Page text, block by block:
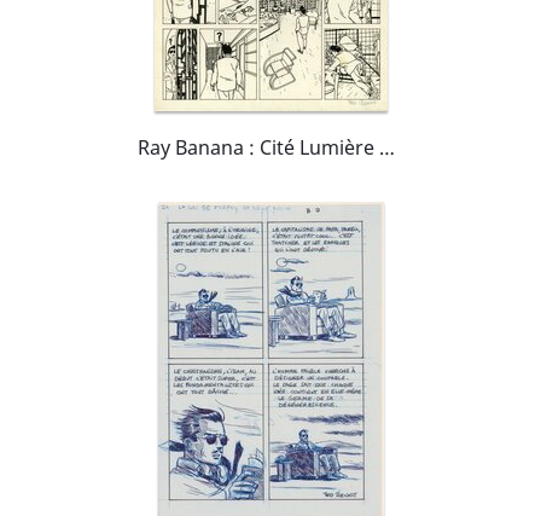
Ray Banana : Cité Lumière planche 15